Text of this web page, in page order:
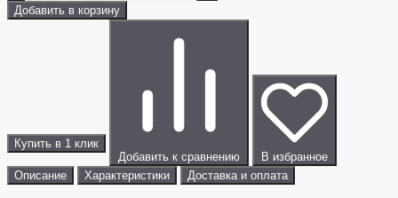
Добавить в корзину
Купить в 1 клик
Добавить к сравнению
В избранное
Описание
Характеристики Доставка и оплата